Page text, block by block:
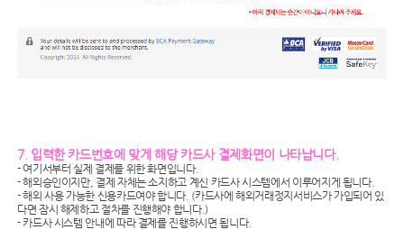
7. 입력한 카드번호에 맞게 해당 카드사 결제화면이 나타납니다.
- 여기서부터 실제 결제를 위한 화면입니다.
- 해외승인이지만, 결제 자체는 소지하고 계신 카드사 시스템에서 이루어지게 됩니다.
- 해외 사용 가능한 신용카드여야 합니다. (카드사에 해외거래정지서비스가 가입되어 있
다면 잠시 해제하고 절차를 진행해야 합니다.)
- 카드사 시스템 안내에 따라 결제를 진행하시면 됩니다.